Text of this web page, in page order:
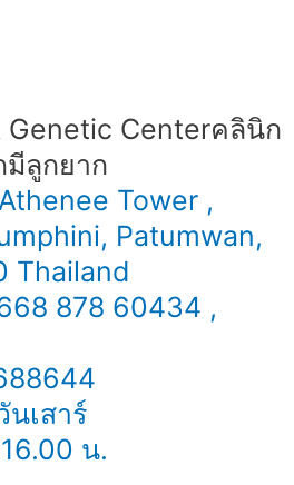
Center​ คลินิก
ลูกยาก
Tower ,
Patumwan,
Thailand
878 60434 ,
เสาร์
น.